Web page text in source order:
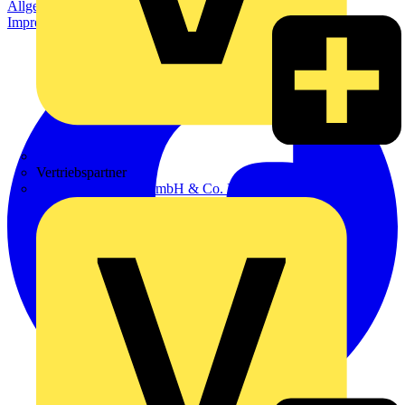
Vertriebspartner
Adalbert Zajadacz GmbH & Co. KG
Allgemeine Geschäftsbedingungen
Datenschutzerklärung
Impressum